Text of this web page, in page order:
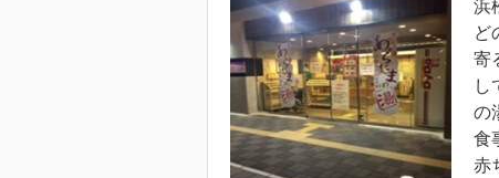
浜
ど
寄
し
の
食
赤